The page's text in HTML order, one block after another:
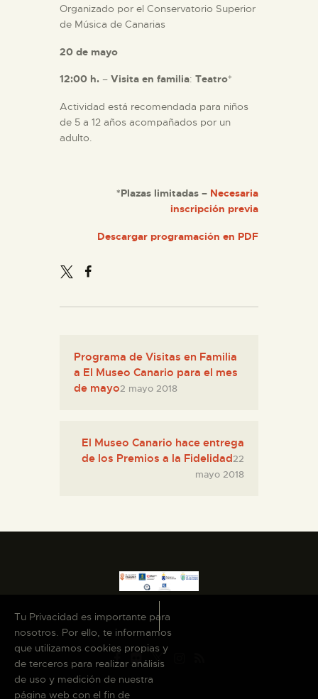
Organizado por el Conservatorio Superior
de Música de Canarias
20 de mayo
12:00 h. – Visita en familia: Teatro*
Actividad está recomendada para niños
de 5 a 12 años acompañados por un
adulto.
*Plazas limitadas – Necesaria
inscripción previa
Descargar programación en PDF
Programa de Visitas en Familia
a El Museo Canario para el mes
de mayo2 mayo 2018
El Museo Canario hace entrega
de los Premios a la Fidelidad22
mayo 2018
Tu Privacidad es importante para
nosotros. Por ello, te informamos
que utilizamos cookies propias y
de terceros para realizar análisis
de uso y medición de nuestra
página web con el fin de